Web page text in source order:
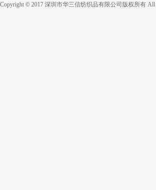
Copyright © 2017 深圳市华三信纺织品有限公司版权所有 All